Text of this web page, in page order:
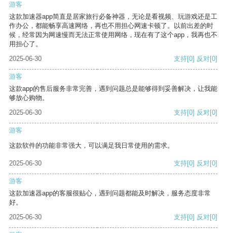
游客
这款加速器app简直是居家旅行必备神器，无论是看视频、玩游戏还是工
作办公，都能畅享高速网络，再也不用担心网速卡顿了。以前出差的时
候，经常因为网速慢而无法正常使用网络，现在有了这个app，我再也不
用担心了。
2025-06-30
支持[0] 反对[0]
游客
这款app的售后服务非常完善，遇到问题总是能够得到妥善解决，让我能
够放心购物。
2025-06-30
支持[0] 反对[0]
游客
这款软件的功能非常强大，可以满足我日常使用的需求。
2025-06-30 支持[0] 反对[0]
游客
这款加速器app的客服很贴心，遇到问题都能及时解决，服务态度非常
好。
2025-06-30
支持[0] 反对[0]